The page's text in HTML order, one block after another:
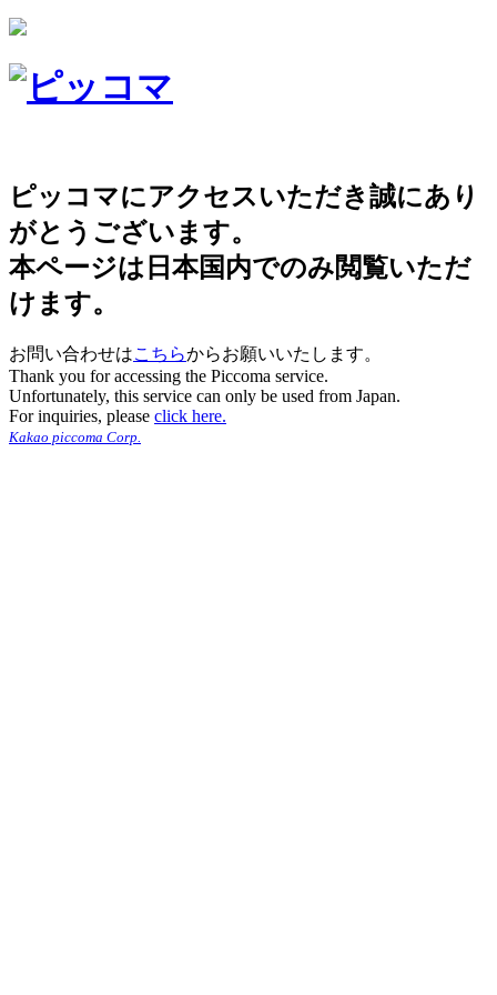
ピッコマにアクセスいただき誠にあり
がとうございます。
本ページは日本国内でのみ閲覧いただ
けます。
お問い合わせはこちらからお願いいたします。
Thank you for accessing the Piccoma service.
Unfortunately, this service can only be used from Japan.
For inquiries, please click here.
Kakao piccoma Corp.